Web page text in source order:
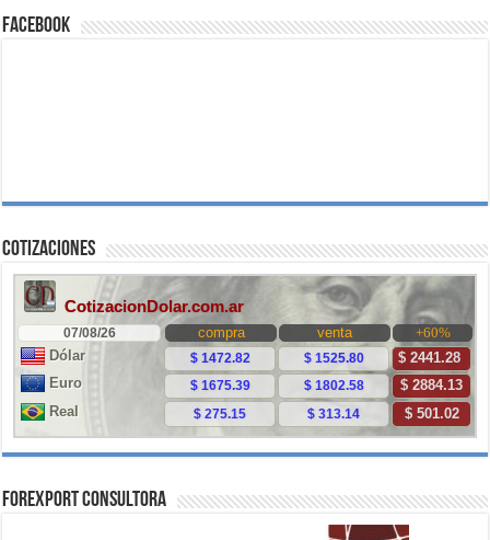
Facebook
Cotizaciones
ForExport Consultora